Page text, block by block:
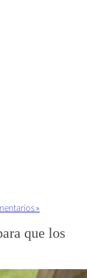
»
que los